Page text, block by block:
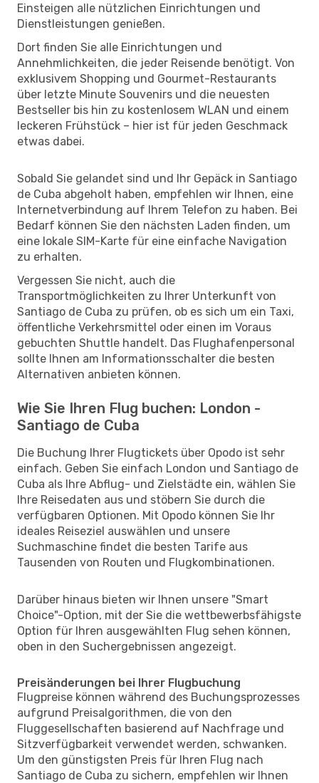
Einsteigen alle nützlichen Einrichtungen und
Dienstleistungen genießen.
Dort finden Sie alle Einrichtungen und
Annehmlichkeiten, die jeder Reisende benötigt. Von
exklusivem Shopping und Gourmet-Restaurants
über letzte Minute Souvenirs und die neuesten
Bestseller bis hin zu kostenlosem WLAN und einem
leckeren Frühstück – hier ist für jeden Geschmack
etwas dabei.
Sobald Sie gelandet sind und Ihr Gepäck in Santiago
de Cuba abgeholt haben, empfehlen wir Ihnen, eine
Internetverbindung auf Ihrem Telefon zu haben. Bei
Bedarf können Sie den nächsten Laden finden, um
eine lokale SIM-Karte für eine einfache Navigation
zu erhalten.
Vergessen Sie nicht, auch die
Transportmöglichkeiten zu Ihrer Unterkunft von
Santiago de Cuba zu prüfen, ob es sich um ein Taxi,
öffentliche Verkehrsmittel oder einen im Voraus
gebuchten Shuttle handelt. Das Flughafenpersonal
sollte Ihnen am Informationsschalter die besten
Alternativen anbieten können.
Wie Sie Ihren Flug buchen: London -
Santiago de Cuba
Die Buchung Ihrer Flugtickets über Opodo ist sehr
einfach. Geben Sie einfach London und Santiago de
Cuba als Ihre Abflug- und Zielstädte ein, wählen Sie
Ihre Reisedaten aus und stöbern Sie durch die
verfügbaren Optionen. Mit Opodo können Sie Ihr
ideales Reiseziel auswählen und unsere
Suchmaschine findet die besten Tarife aus
Tausenden von Routen und Flugkombinationen.
Darüber hinaus bieten wir Ihnen unsere "Smart
Choice"-Option, mit der Sie die wettbewerbsfähigste
Option für Ihren ausgewählten Flug sehen können,
oben in den Suchergebnissen angezeigt.
Preisänderungen bei Ihrer Flugbuchung
Flugpreise können während des Buchungsprozesses
aufgrund Preisalgorithmen, die von den
Fluggesellschaften basierend auf Nachfrage und
Sitzverfügbarkeit verwendet werden, schwanken.
Um den günstigsten Preis für Ihren Flug nach
Santiago de Cuba zu sichern, empfehlen wir Ihnen